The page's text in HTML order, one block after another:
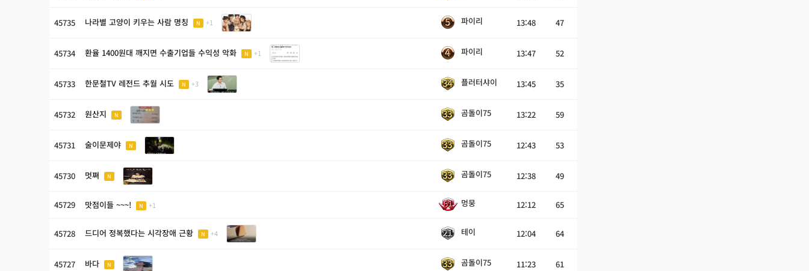
45735 나라별 고양이 키우는 사람 명칭 N +1 파이리 13:48 47
45734 환율 1400원대 깨지면 수출기업들 수익성 악화 N +1 파이리 13:47 52
45733 한문철TV 레전드 추월 시도 N +3 플러터샤이 13:45 35
45732 원산지 N 곰돌이75 13:22 59
45731 술이문제야 N 곰돌이75 12:43 53
45730 멋쪄 N 곰돌이75 12:38 49
45729 맛점이들 ~~~! N +1 멍뭉 12:12 65
45728 드디어 정복했다는 시각장애 근황 N +4 테이 12:04 64
45727 바다 N 곰돌이75 11:23 61